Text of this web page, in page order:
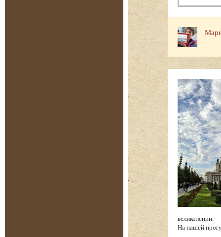
великолепии.
На нашей